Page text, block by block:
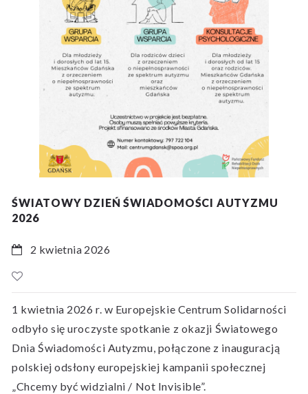
ŚWIATOWY DZIEŃ ŚWIADOMOŚCI AUTYZMU
2026
2 kwietnia 2026
1 kwietnia 2026 r. w Europejskie Centrum Solidarności
odbyło się uroczyste spotkanie z okazji Światowego
Dnia Świadomości Autyzmu, połączone z inauguracją
polskiej odsłony europejskiej kampanii społecznej
„Chcemy być widzialni / Not Invisible”.